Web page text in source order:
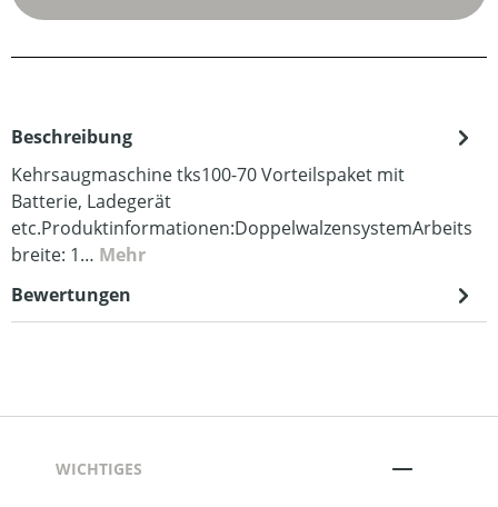
Beschreibung
Kehrsaugmaschine tks100-70 Vorteilspaket mit
Batterie, Ladegerät
etc.Produktinformationen:DoppelwalzensystemArbeits
breite: 1… Mehr
Bewertungen
WICHTIGES